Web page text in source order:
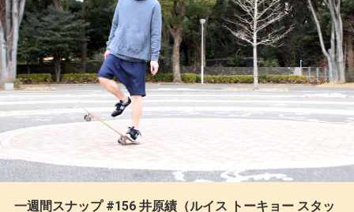
一週間スナップ #156 井原績（ルイス トーキョー スタッ